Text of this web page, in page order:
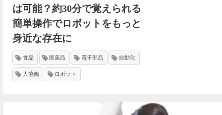
は可能？約30分で覚えられる
簡単操作でロボットをもっと
身近な存在に
食品 医薬品 電子部品 自動化
人協働 ロボット